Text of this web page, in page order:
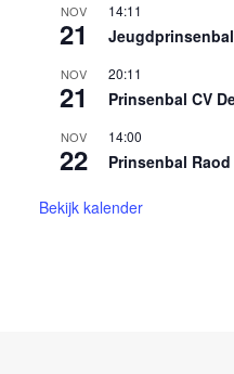
NOV
21
14:11
NOV
21
20:11
Prinsenbal CV
NOV
22
14:00
Prinsenbal
Bekijk kalender